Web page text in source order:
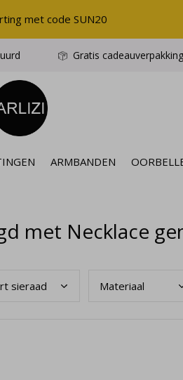
ARMBANDEN
Gratis cadeauverpakking
met code SUN20
met Necklace
t sieraad Materiaal